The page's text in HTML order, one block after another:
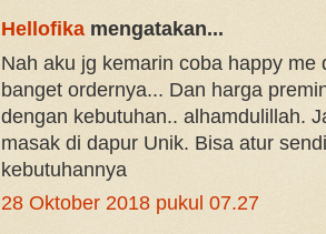
Hellofikamengatakan...
Nah aku jg kemarin coba happy me
banget ordernya... Dan harga
dengan kebutuhan.. alhamdulillah.
masak di dapur Unik. Bisa atur
kebutuhannya
28 Oktober 2018 pukul 07.27